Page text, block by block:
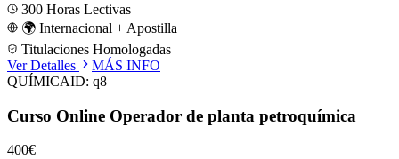
300 Horas Lectivas
🌍 Internacional + Apostilla
Titulaciones Homologadas
Ver Detalles
MÁS INFO
QUÍMICAID: q8
Curso Online Operador de planta petroquímica
400€